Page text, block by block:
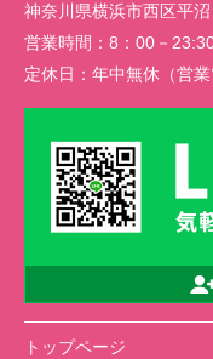
神奈川県横浜市西区平
営業時間： 8：00－
定休日： 年中無休（営
トップページ